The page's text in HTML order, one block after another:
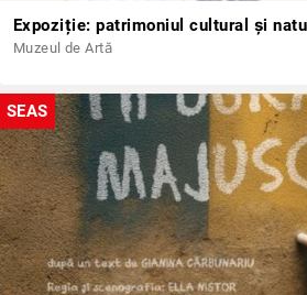
Muzeul de Artă
SEAS